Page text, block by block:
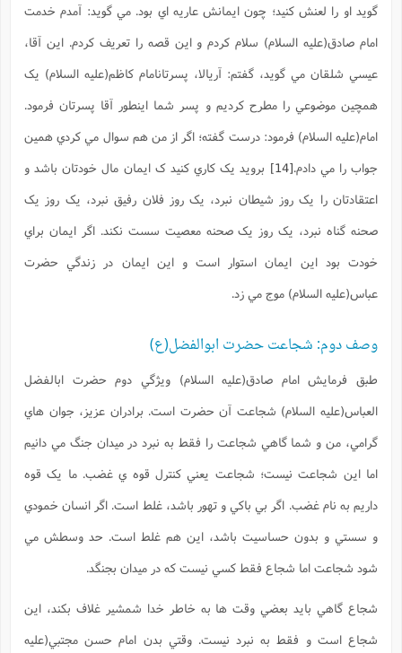
گويد او را لعنش کنيد؛ چون ايمانش عاريه اي بود. مي گويد: آمدم خدمت
امام صادق(علیه السلام) سلام کردم و اين قصه را تعريف کردم. اين آقا،
عيسي شلقان مي گويد، گفتم: آريالا، پسرتانامام کاظم(علیه السلام) يک
همچين موضوعي را مطرح کرديم و پسر شما اينطور آقا پسرتان فرمود.
امام(علیه السلام) فرمود: درست گفته؛ اگر از من هم سوال مي کردي همين
جواب را مي دادم.[14]
برويد يک کاري کنيد ک ايمان مال خودتان باشد و
اعتقادتان را يک روز شيطان نبرد، يک روز فلان رفيق نبرد، يک روز يک
صحنه گناه نبرد، يک روز يک صحنه معصيت سست نکند. اگر ايمان براي
خودت بود اين ايمان استوار است و اين ايمان در زندگي حضرت
عباس(علیه السلام) موج مي زد.
وصف دوم: شجاعت حضرت ابوالفضل(ع)
طبق فرمايش امام صادق(علیه السلام) ويژگي دوم حضرت ابالفضل
العباس(علیه السلام) شجاعت آن حضرت است. برادران عزيز، جوان هاي
گرامي، من و شما گاهي شجاعت را فقط به نبرد در ميدان جنگ مي دانيم
اما اين شجاعت نيست؛ شجاعت يعني کنترل قوه ي غضب. ما يک قوه
داريم به نام غضب. اگر بي باکي و تهور باشد، غلط است. اگر انسان خمودي
و سستي و بدون حساسيت باشد، اين هم غلط است. حد وسطش مي
شود شجاعت اما شجاع فقط کسي نيست که در ميدان بجنگد.
شجاع گاهي بايد بعضي وقت ها به خاطر خدا شمشير غلاف بکند، اين
شجاع است و فقط به نبرد نيست. وقتي بدن امام حسن مجتبي(علیه